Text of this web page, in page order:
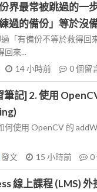
界最常被跳過的一
過的備份」等於沒
「有備份不等於救得回
回來...
14 小時前 0個留
記] 2. 使用
何使用 OpenCV 的
發文 15 小時前 0
線上課程 (LMS)